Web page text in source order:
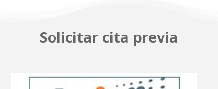
Solicitar cita previa